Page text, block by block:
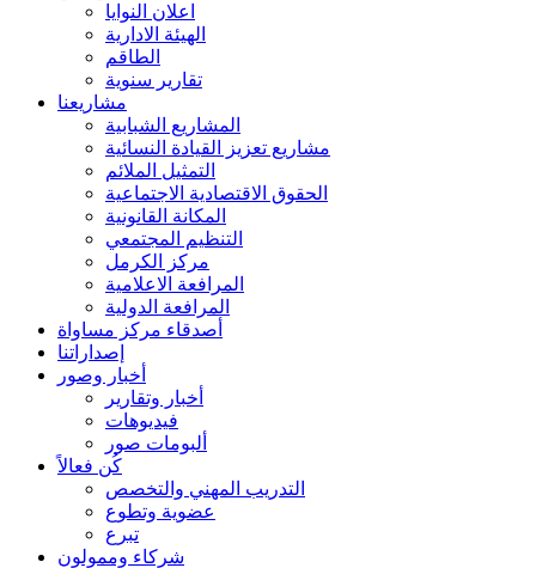
اعلان النوايا
الهيئة الادارية
الطاقم
تقارير سنوية
مشاريعنا
المشاريع الشبابية
مشاريع تعزيز القيادة النسائية
التمثيل الملائم
الحقوق الاقتصادية الاجتماعية
المكانة القانونية
التنظيم المجتمعي
مركز الكرمل
المرافعة الاعلامية
المرافعة الدولية
أصدقاء مركز مساواة
إصداراتنا
أخبار وصور
أخبار وتقارير
فيديوهات
ألبومات صور
كُن فعالاً
التدريب المهني والتخصص
عضوية وتطوع
تبرع
شركاء وممولون